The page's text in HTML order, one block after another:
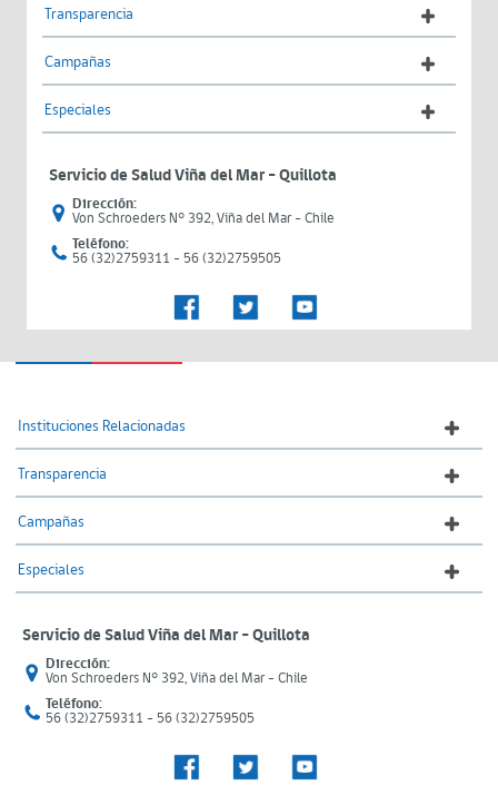
Transparencia
Campañas
Especiales
Servicio de Salud Viña del Mar – Quillota
Dirección:
Von Schroeders N° 392, Viña del Mar - Chile
Teléfono:
56 (32)2759311 - 56 (32)2759505
Instituciones Relacionadas
Transparencia
Campañas
Especiales
Servicio de Salud Viña del Mar – Quillota
Dirección:
Von Schroeders N° 392, Viña del Mar - Chile
Teléfono:
56 (32)2759311 - 56 (32)2759505